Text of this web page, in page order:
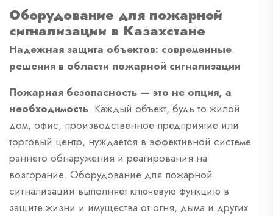
Оборудование для пожарной
сигнализации в Казахстане
Надежная защита объектов: современные
решения в области пожарной сигнализации
Пожарная безопасность — это не опция, а
необходимость. Каждый объект, будь то жилой
дом, офис, производственное предприятие или
торговый центр, нуждается в эффективной системе
раннего обнаружения и реагирования на
возгорание. Оборудование для пожарной
сигнализации выполняет ключевую функцию в
защите жизни и имущества от огня, дыма и других